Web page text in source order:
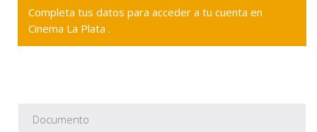
Completa tus datos para acceder a tu cuenta en
Cinema La Plata .